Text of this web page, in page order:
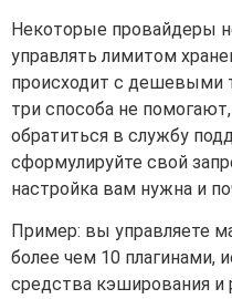
Некоторые провайдеры
управлять лимитом
происходит с дешевыми
три способа не
обратиться в службу
сформулируйте свой
настройка вам нужна и
Пример: вы управляете
более чем 10 плагинами,
средства кэширования и